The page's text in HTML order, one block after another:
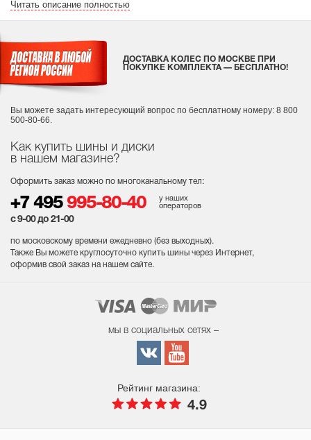
Читать описание полностью
Как купить шины и диски
в нашем магазине?
Оформить заказ можно по многоканальному тел:
+7 495 995-80-40
у наших
операторов
с 9-00 до 21-00
по московскому времени ежедневно (без выходных).
Также Вы можете круглосуточно купить шины через Интернет,
оформив свой заказ на нашем сайте.
ДОСТАВКА КОЛЕС ПО МОСКВЕ ПРИ
ПОКУПКЕ КОМПЛЕКТА — БЕСПЛАТНО!
Вы можете задать интересующий вопрос по бесплатному номеру: 8 800
500-80-66.
мы в социальных сетях –
Рейтинг магазина:
4.9